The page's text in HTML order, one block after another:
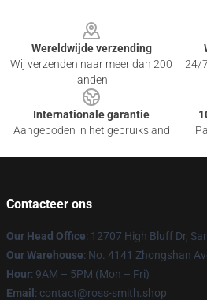
Wereldwijde verzending
Wij verzenden naar meer dan 200
landen
24/
Internationale garantie
Aangeboden in het gebruiksland
Contacteer ons
Our Head Office: 12707 High Bluff Dr,
Our Warehouse: No. 4141 Zhongshan
Hour: 9AM – 5PM (Mon – Fri)
Email : contact@ross-smith.shop